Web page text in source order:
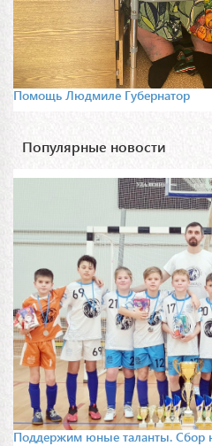
Помощь Людмиле Губернатор
Популярные новости
Поддержим юные таланты. Сбор